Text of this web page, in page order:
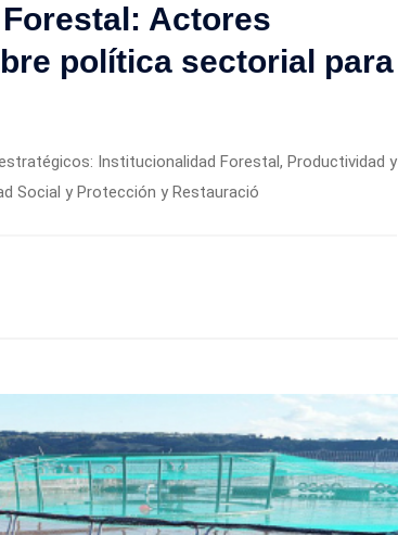
Actores
política sectorial para
Institucionalidad Forestal, Productividad y
Social y Protección y Restauració